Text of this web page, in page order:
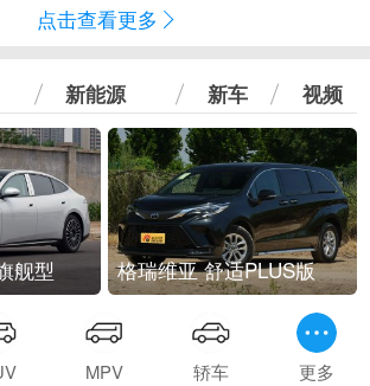
点击查看更多
新能源 新车 视频
舰型 格瑞维亚 舒适PLUS版
MPV 轿车 更多